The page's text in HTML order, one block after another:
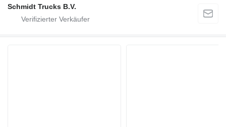
Schmidt Trucks B.V.